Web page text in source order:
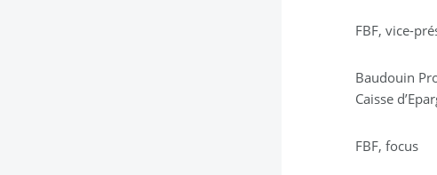
FBF, vice-
Baudouin
Caisse
FBF, focus